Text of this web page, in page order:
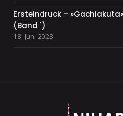
Ersteindruck –
(Band 1)
18. Juni 2023